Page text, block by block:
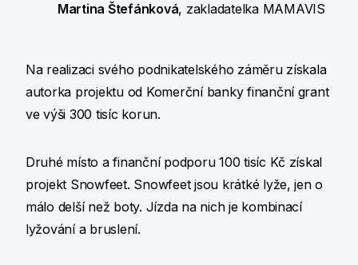
Martina Štefánková, zakladatelka MAMAVIS
Na realizaci svého podnikatelského záměru získala
autorka projektu od Komerční banky finanční grant
ve výši 300 tisíc korun.
Druhé místo a finanční podporu 100 tisíc Kč získal
projekt Snowfeet. Snowfeet jsou krátké lyže, jen o
málo delší než boty. Jízda na nich je kombinací
lyžování a bruslení.